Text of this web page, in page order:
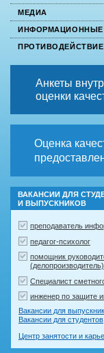
МЕДИА
Анкеты
оценки
Оценка
ВАКАНСИИ ДЛЯ
И ВЫПУСКНИКОВ
преподаватель
педагог-психолог
помощник
(делопроизводитель)
Специалист
инженер по защите
Вакансии для
Вакансии для студентов
Центр занятости и